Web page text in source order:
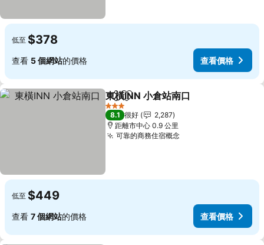
低至 $378
查看 5 個網站的價格 查看價格
分享 放到收藏夾
東橫INN 小倉站南口
3 星級
8.1 很好
2,287
距離市中心 0.9 公里
可靠的商務住宿概念
低至 $449
查看 7 個網站的價格 查看價格